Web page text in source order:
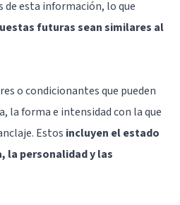
de esta información, lo que
futuras sean similares al
o condicionantes que pueden
la forma e intensidad con la que
Estos incluyen el estado
la personalidad y las